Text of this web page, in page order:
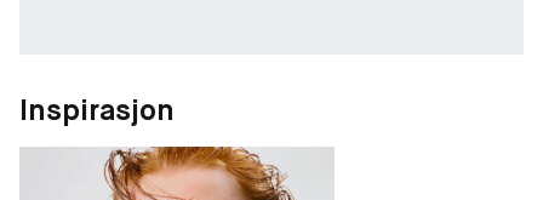
Inspirasjon